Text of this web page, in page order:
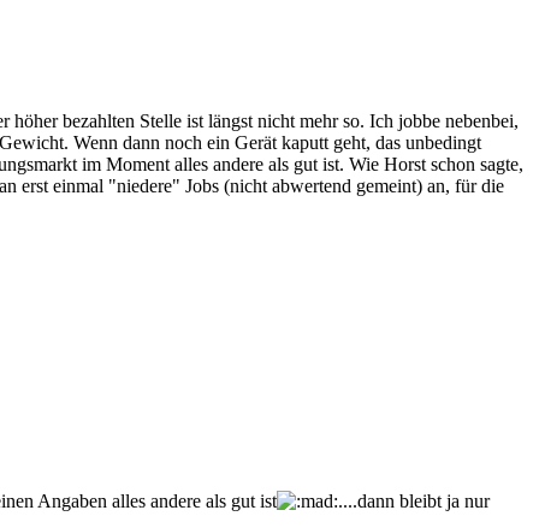
bezahlten Stelle ist längst nicht mehr so. Ich jobbe nebenbei,
Wenn dann noch ein Gerät kaputt geht, das unbedingt
im Moment alles andere als gut ist. Wie Horst schon sagte,
erst einmal "niedere" Jobs (nicht abwertend gemeint) an, für die
Angaben alles andere als gut ist
....dann bleibt ja nur